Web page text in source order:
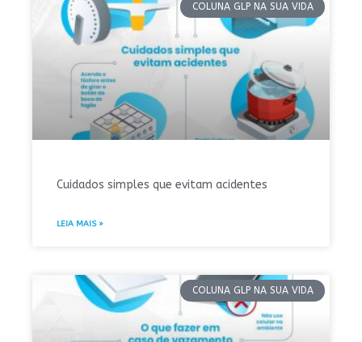
COLUNA GLP NA SUA VIDA
Cuidados simples que evitam acidentes
LEIA MAIS »
COLUNA GLP NA SUA VIDA